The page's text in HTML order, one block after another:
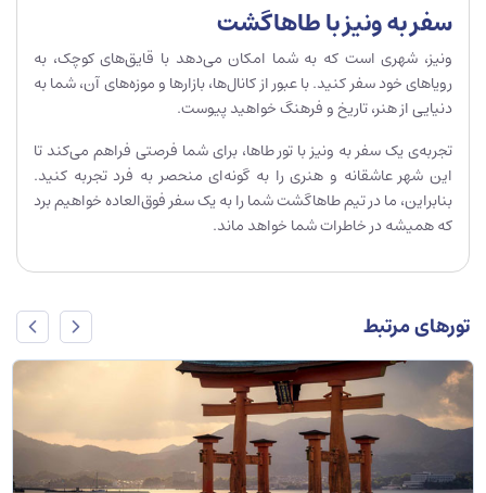
سفر به ونیز با طاهاگشت
ونیز، شهری است که به شما امکان می‌دهد با قایق‌های کوچک، به
رویاهای خود سفر کنید. با عبور از کانال‌ها، بازارها و موزه‌های آن، شما به
دنیایی از هنر، تاریخ و فرهنگ خواهید پیوست.
تجربه‌ی یک سفر به ونیز با تور طاها، برای شما فرصتی فراهم می‌کند تا
این شهر عاشقانه و هنری را به گونه‌ای منحصر به فرد تجربه کنید.
بنابراین، ما در تیم طاهاگشت شما را به یک سفر فوق‌العاده خواهیم برد
که همیشه در خاطرات شما خواهد ماند.
تورهای مرتبط